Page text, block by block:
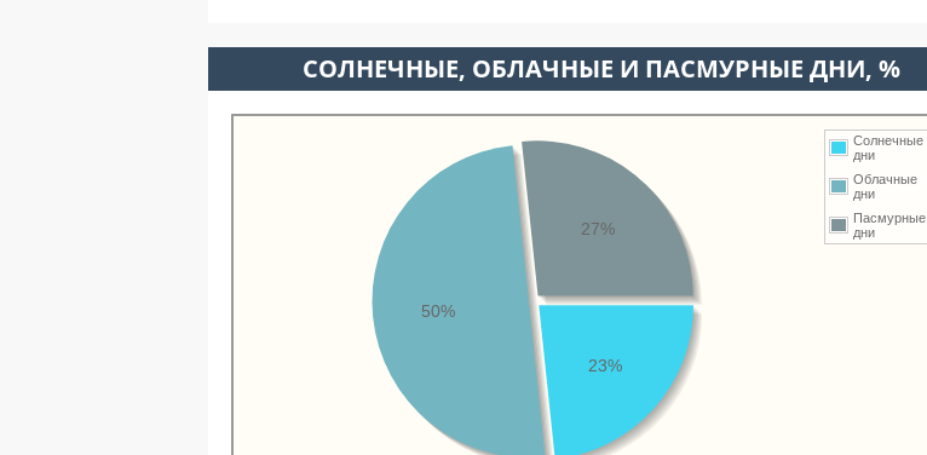
CОЛНЕЧНЫЕ, ОБЛАЧНЫЕ И ПАСМУРНЫЕ ДНИ, %
Солнечные
дни
Облачные
дни
Пасмурные
дни
23%
50%
27%